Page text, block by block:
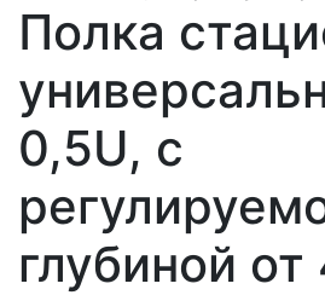
Полка
0,5U, с
глубиной